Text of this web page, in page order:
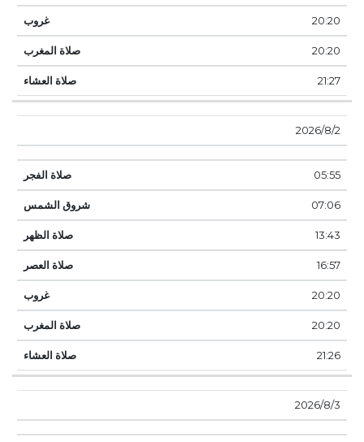
20:20
20:20
21:27
2‏‏/8‏‏/2026
05:55
07:06
13:43
16:57
20:20
20:20
21:26
3‏‏/8‏‏/2026